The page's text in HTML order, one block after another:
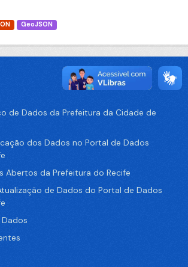
GeoJSON
de Dados da Prefeitura da Cidade de
dos Dados no Portal de Dados
Abertos da Prefeitura do Recife
de Dados do Portal de Dados